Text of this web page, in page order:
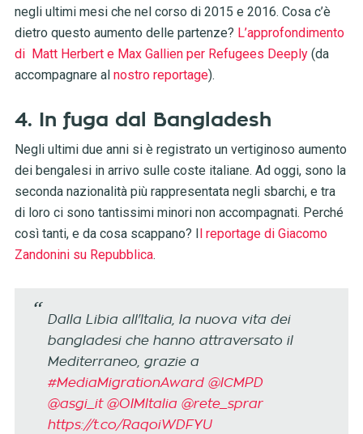
negli ultimi mesi che nel corso di 2015 e 2016. Cosa c’è
dietro questo aumento delle partenze? L’approfondimento
di Matt Herbert e Max Gallien per Refugees Deeply(da
accompagnare al nostro reportage).
4. In fuga dal Bangladesh
Negli ultimi due anni si è registrato un vertiginoso aumento
dei bengalesi in arrivo sulle coste italiane. Ad oggi, sono la
seconda nazionalità più rappresentata negli sbarchi, e tra
di loro ci sono tantissimi minori non accompagnati. Perché
così tanti, e da cosa scappano? Il reportage di Giacomo
Zandonini su Repubblica.
Dalla Libia all'Italia, la nuova vita dei
bangladesi che hanno attraversato il
Mediterraneo, grazie a
#MediaMigrationAward @ICMPD
@asgi_it @OIMItalia @rete_sprar
https://t.co/RaqoiWDFYU